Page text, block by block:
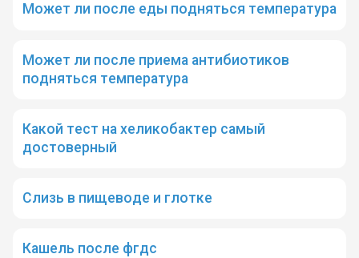
Может ли после еды подняться температура
Может ли после приема антибиотиков
подняться температура
Какой тест на хеликобактер самый
достоверный
Слизь в пищеводе и глотке
Кашель после фгдс